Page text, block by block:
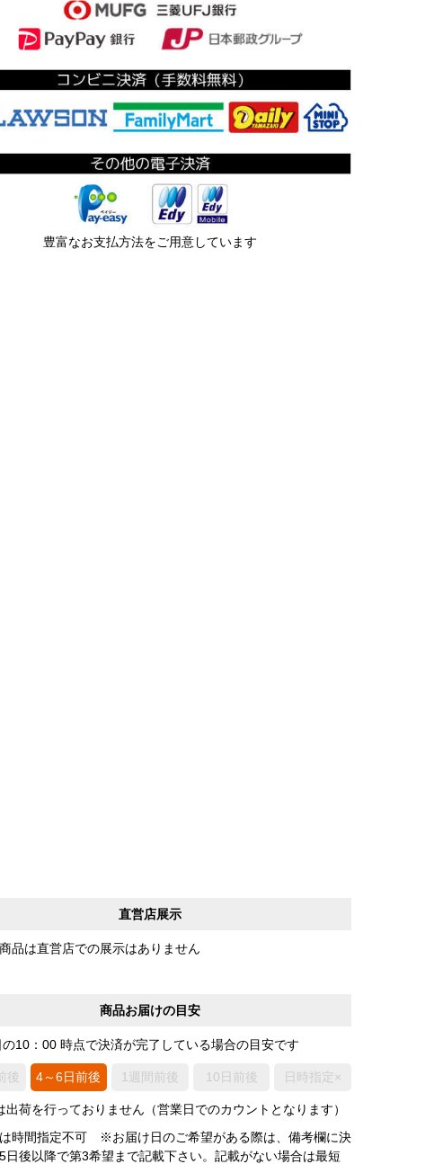
豊富なお支払方法をご用意しています
直営店展示
品は直営店での展示はありません
商品お届けの目安
10：00 時点で決済が完了している場合の目安です
後 4～6日前後 1週間前後 10日前後 日時指定×
出荷を行っておりません（営業日でのカウントとなります）
時間指定不可 ※お届け日のご希望がある際は、備考欄に決
日後以降で第3希望まで記載下さい。記載がない場合は最短